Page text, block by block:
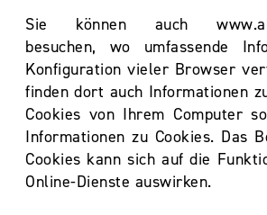
Sie können auch
besuchen, wo umfassende
Konfiguration vieler Browser
finden dort auch Informationen
Cookies von Ihrem Computer
Informationen zu Cookies. Das
Cookies kann sich auf die
Online-Dienste auswirken.